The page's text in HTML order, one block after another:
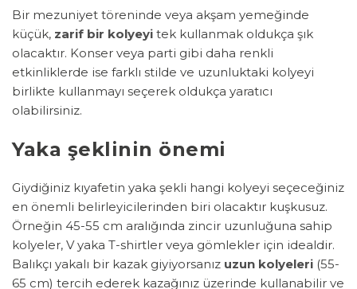
Bir mezuniyet töreninde veya akşam yemeğinde
küçük, zarif bir kolyeyi tek kullanmak oldukça şık
olacaktır. Konser veya parti gibi daha renkli
etkinliklerde ise farklı stilde ve uzunluktaki kolyeyi
birlikte kullanmayı seçerek oldukça yaratıcı
olabilirsiniz.
Yaka şeklinin önemi
Giydiğiniz kıyafetin yaka şekli hangi kolyeyi seçeceğiniz
en önemli belirleyicilerinden biri olacaktır kuşkusuz.
Örneğin 45-55 cm aralığında zincir uzunluğuna sahip
kolyeler, V yaka T-shirtler veya gömlekler için idealdir.
Balıkçı yakalı bir kazak giyiyorsanız uzun kolyeleri (55-
65 cm) tercih ederek kazağınız üzerinde kullanabilir ve